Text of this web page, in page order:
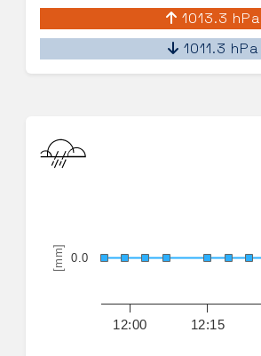
1013.3 hPa
1011.3 hPa
[mm]
12:00 12:15
0.0